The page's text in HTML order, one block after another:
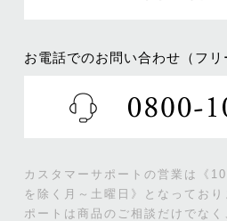
お電話でのお問い合わせ（フリ
カスタマーサポートの営業は《
を除く月～土曜日》となっており
ポートは商品のご相談だけでな